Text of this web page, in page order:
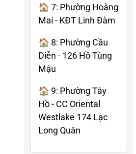
🏠 7: Phường Hoàng
Mai - KĐT Linh Đàm
🏠 8: Phường Cầu
Diễn - 126 Hồ Tùng
Mậu
🏠 9: Phường Tây
Hồ - CC Oriental
Westlake 174 Lạc
Long Quân